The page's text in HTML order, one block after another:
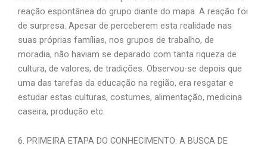
reação espontânea do grupo diante do mapa. A reação foi
de surpresa. Apesar de perceberem esta realidade nas
suas próprias famílias, nos grupos de trabalho, de
moradia, não haviam se deparado com tanta riqueza de
cultura, de valores, de tradições. Observou-se depois que
uma das tarefas da educação na região, era resgatar e
estudar estas culturas, costumes, alimentação, medicina
caseira, produção etc.
6. PRIMEIRA ETAPA DO CONHECIMENTO: A BUSCA DE